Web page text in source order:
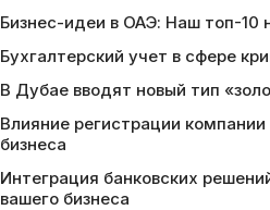
Бизнес-идеи в ОАЭ: Наш топ-10
Бухгалтерский учет в сфере
В Дубае вводят новый тип
Влияние регистрации
бизнеса
Интеграция банковских
вашего бизнеса